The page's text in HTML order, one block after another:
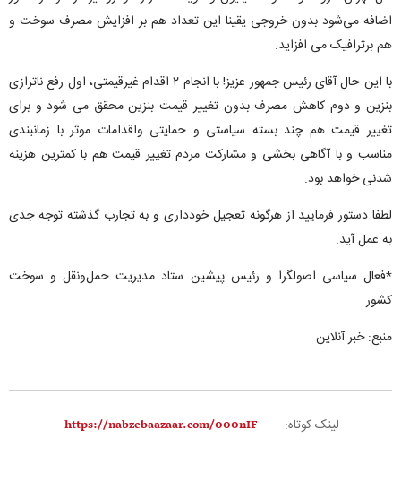
اضافه می‌شود بدون خروجی یقینا این تعداد هم بر افزایش مصرف سوخت و
هم برترافیک می افزاید.
با این حال آقای رئیس جمهور عزیز! با انجام ۲ اقدام غیرقیمتی، اول رفع ناترازی
بنزین و دوم کاهش مصرف بدون تغییر قیمت بنزین محقق می شود و برای
تغییر قیمت هم چند بسته سیاستی و حمایتی واقدامات موثر با زمانبندی
مناسب و با آگاهی بخشی و مشارکت مردم تغییر قیمت هم با کمترین هزینه
شدنی خواهد بود.
لطفا دستور فرمایید از هرگونه تعجیل خودداری و به تجارب گذشته توجه جدی
به عمل آید.
*فعال سیاسی اصولگرا و رئیس پیشین ستاد مدیریت حمل‌ونقل و سوخت
کشور
منبع: خبر آنلاین
لینک کوتاه: